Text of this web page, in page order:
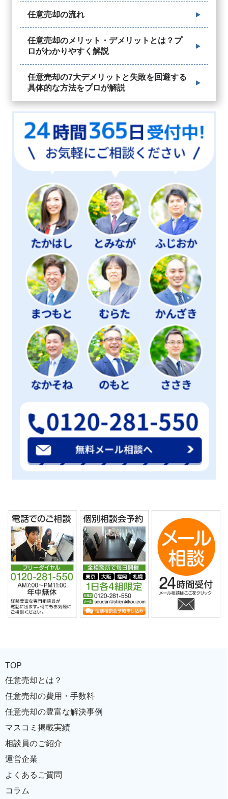
任意売却の流れ
任意売却のメリット・デメリットとは？プ
ロがわかりやすく解説
任意売却の7大デメリットと失敗を回避する
具体的な方法をプロが解説
TOP
任意売却とは？
任意売却の費用・手数料
任意売却の豊富な解決事例
マスコミ掲載実績
相談員のご紹介
運営企業
よくあるご質問
コラム